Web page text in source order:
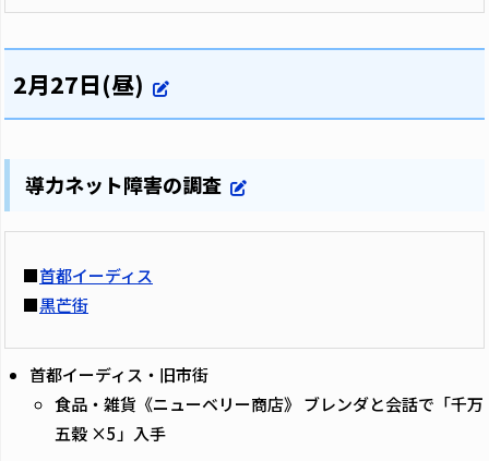
2月27日(昼)
導力ネット障害の調査
■首都イーディス
■黒芒街
首都イーディス・旧市街
食品・雑貨《ニューベリー商店》 ブレンダと会話で「千万
五穀 ×5」入手